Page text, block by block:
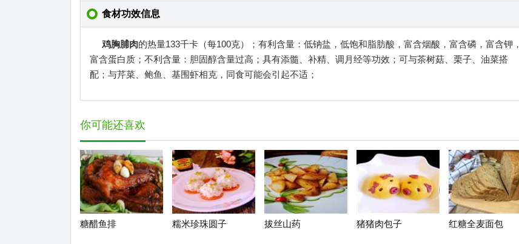
食材功效信息
鸡胸脯肉的热量133千卡（每100克）；有利含量：低钠盐，低饱和脂肪酸，富含烟酸，富含磷，富含钾，
富含蛋白质；不利含量：胆固醇含量过高；具有添髓、补精、调月经等功效；可与茶树菇、栗子、油菜搭
配；与芹菜、鲍鱼、基围虾相克，同食可能会引起不适；
你可能还喜欢
糖醋鱼排 糯米珍珠圆子 拔丝山药 猪猪肉包子 红糖全麦面包